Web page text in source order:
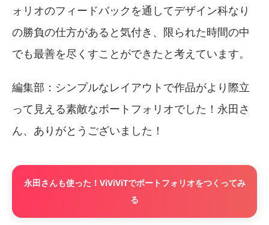
ォリオのフィードバックを通してデザイン科なり
の勝負の仕方があると気付き、限られた時間の中
でも最善を尽くすことができたと考えています。
編集部：シンプルなレイアウトで作品がより際立
って見える素敵なポートフォリオでした！永田さ
ん、ありがとうございました！
永田さんも使った！ViViViTでポートフォリオをつくってみ
る